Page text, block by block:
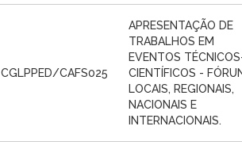
CGLPPED/CAFS025
APRESENTAÇÃO DE
TRABALHOS EM
EVENTOS
CIENTÍFICOS -
LOCAIS, REGIONAIS,
NACIONAIS E
INTERNACIONAIS.